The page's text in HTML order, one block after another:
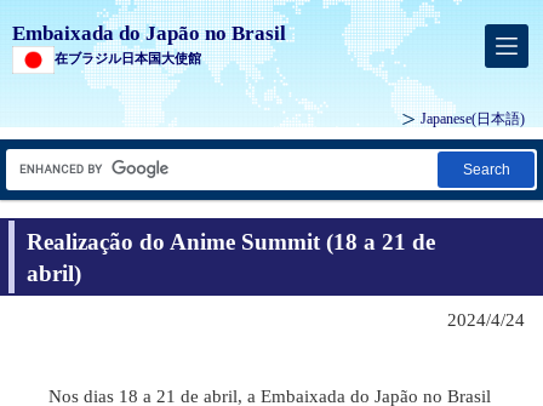
Embaixada do Japão no Brasil
在ブラジル日本国大使館
Japanese(日本語)
Search
Realização do Anime Summit (18 a 21 de
abril)
2024/4/24
Nos dias 18 a 21 de abril, a Embaixada do Japão no Brasil